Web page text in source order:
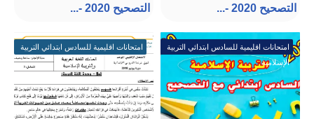
التصحيح 2020 -...
التصحيح 2020 -...
امتحانات اقليمية للسادس ابتدائي التربية
الإسلامية
امتحانات اقليمية للسادس ابتدائي التربية
الإسلامية